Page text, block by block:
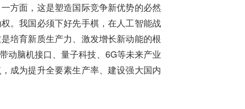
方面，这是塑造国际竞争新优势的必然
。我国必须下好先手棋，在人工智能战
培育新质生产力、激发增长新动能的根
动脑机接口、量子科技、6G等未来产业
成为提升全要素生产率、建设强大国内